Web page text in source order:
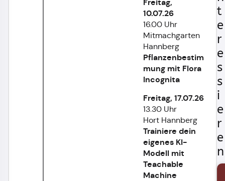
Freitag,
10.07.26
16.00 Uhr
Mitmachgarten
Hannberg
Pflanzenbestim
mung mit Flora
Incognita
Freitag, 17.07.26
13.30 Uhr
Hort Hannberg
Trainiere dein
eigenes KI-
Modell mit
Teachable
Machine
t
e
r
e
s
s
i
e
r
e
n